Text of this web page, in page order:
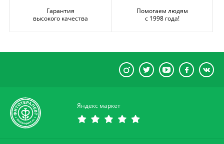
Гарантия
высокого качества
Помогаем людям
с 1998 года!
Яндекс маркет